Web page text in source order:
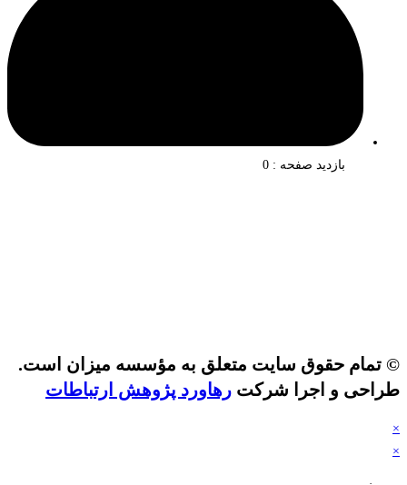
بازدید صفحه : 0
تمام حقوق سایت متعلق به مؤسسه میزان است.
و اجرا شرکترهاورد پژوهش ارتباطات